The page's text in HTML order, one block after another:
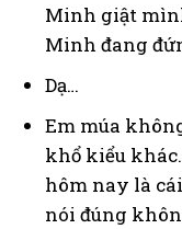
Minh giật
Minh đang
Dạ…
Em múa
khổ kiểu
hôm nay là
nói đúng